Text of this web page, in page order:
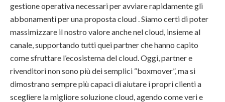
gestione operativa necessari per avviare rapidamente gli
abbonamenti per una proposta cloud . Siamo certi di poter
massimizzare il nostro valore anche nel cloud, insieme al
canale, supportando tutti quei partner che hanno capito
come sfruttare l’ecosistema del cloud. Oggi, partner e
rivenditori non sono più dei semplici “boxmover”, ma si
dimostrano sempre più capaci di aiutare i propri clienti a
scegliere la migliore soluzione cloud, agendo come veri e